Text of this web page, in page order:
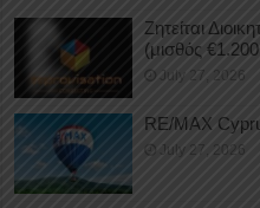
Ζητείται
(μισθός
July 27, 2026
RE/MAX
July 27, 2026